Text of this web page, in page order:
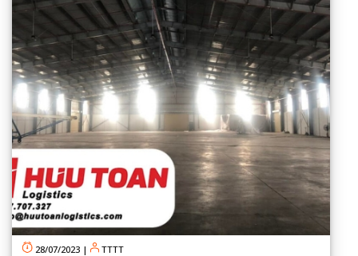
28/07/2023 |
TTTT